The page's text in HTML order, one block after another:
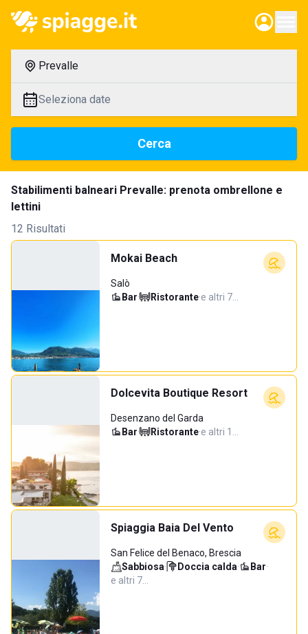
Prevalle
Seleziona date
Cerca
Stabilimenti balneari Prevalle: prenota ombrellone e
lettini
12 Risultati
Mokai Beach
Salò
Bar· Ristorante·e altri 7…
Dolcevita Boutique Resort
Desenzano del Garda
Bar· Ristorante·e altri 1…
Spiaggia Baia Del Vento
San Felice del Benaco, Brescia
Sabbiosa· Doccia calda· Bar·
e altri 7…